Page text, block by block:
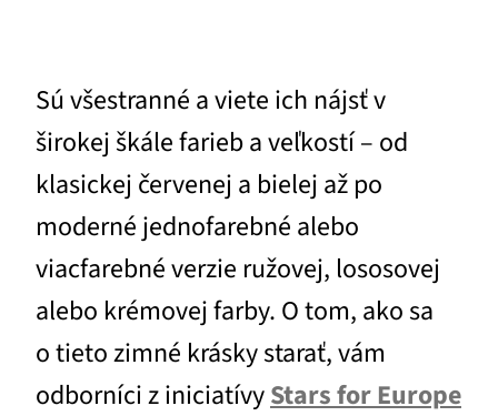
Sú všestranné a viete ich nájsť v
širokej škále farieb a veľkostí – od
klasickej červenej a bielej až po
moderné jednofarebné alebo
viacfarebné verzie ružovej, lososovej
alebo krémovej farby. O tom, ako sa
o tieto zimné krásky starať, vám
odborníci z iniciatívyStars for Europe